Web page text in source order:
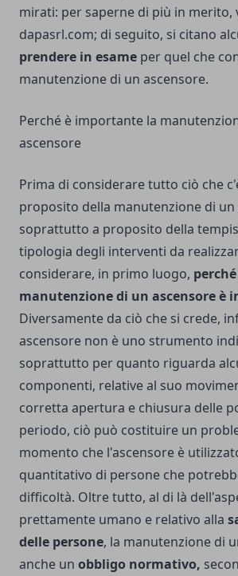
mirati: per saperne di più in merito,
dapasrl.com; di seguito, si citano
prendere in esame per quel che
manutenzione di un ascensore.
Perché è importante la
ascensore
Prima di considerare tutto ciò che
proposito della manutenzione di un
soprattutto a proposito della
tipologia degli interventi da
considerare, in primo luogo,
manutenzione di un ascensore è
Diversamente da ciò che si crede,
ascensore non è uno strumento
soprattutto per quanto riguarda
componenti, relative al suo
corretta apertura e chiusura delle
periodo, ciò può costituire un
momento che l'ascensore è
quantitativo di persone che
difficoltà. Oltre tutto, al di là
prettamente umano e relativo alla
delle persone, la manutenzione di
anche un obbligo normativo,